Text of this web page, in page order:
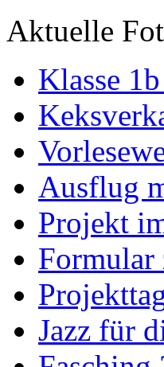
Aktuelle
Klasse
Ausflug
Projekt
Formular
Jazz für